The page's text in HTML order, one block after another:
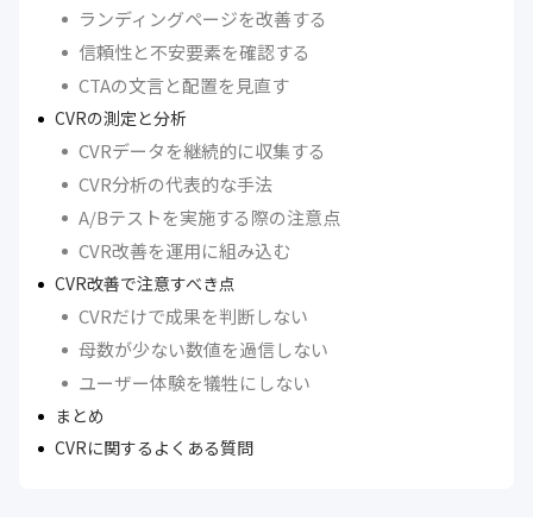
ランディングページを改善する
信頼性と不安要素を確認する
CTAの文言と配置を見直す
CVRの測定と分析
CVRデータを継続的に収集する
CVR分析の代表的な手法
A/Bテストを実施する際の注意点
CVR改善を運用に組み込む
CVR改善で注意すべき点
CVRだけで成果を判断しない
母数が少ない数値を過信しない
ユーザー体験を犠牲にしない
まとめ
CVRに関するよくある質問